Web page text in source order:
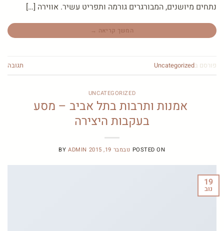
נתחים מיושנים, המבורגרים גורמה ותפריט עשיר. אווירה […]
המשך קריאה →
פורסם בUncategorized תגובה
UNCATEGORIZED
אמנות ותרבות בתל אביב – מסע
בעקבות היצירה
POSTED ON נובמבר 19, 2015 BYADMIN
19
נוב